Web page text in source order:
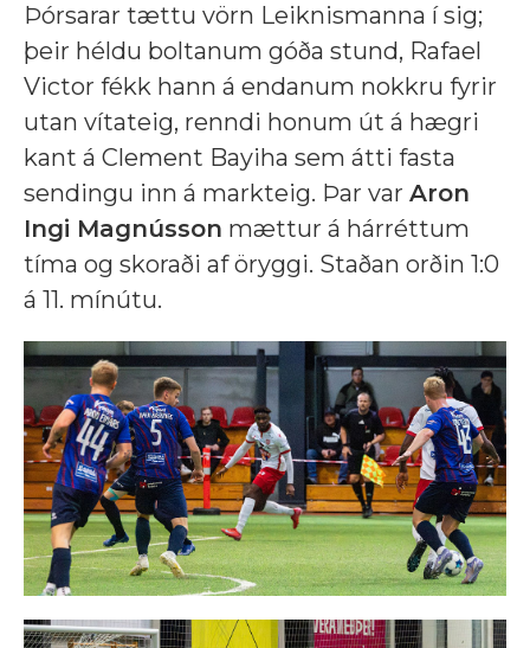
Þórsarar tættu vörn Leiknismanna í sig;
þeir héldu boltanum góða stund, Rafael
Victor fékk hann á endanum nokkru fyrir
utan vítateig, renndi honum út á hægri
kant á Clement Bayiha sem átti fasta
sendingu inn á markteig. Þar var Aron
Ingi Magnússon mættur á hárréttum
tíma og skoraði af öryggi. Staðan orðin 1:0
á 11. mínútu.